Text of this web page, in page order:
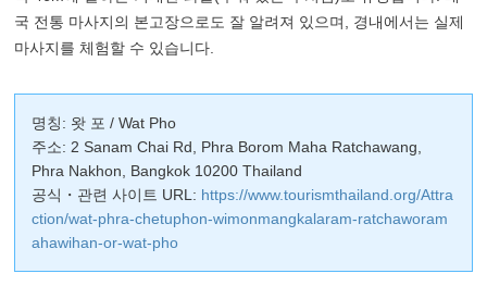
국 전통 마사지의 본고장으로도 잘 알려져 있으며, 경내에서는 실제
마사지를 체험할 수 있습니다.
명칭: 왓 포 / Wat Pho
주소: 2 Sanam Chai Rd, Phra Borom Maha Ratchawang,
Phra Nakhon, Bangkok 10200 Thailand
공식・관련 사이트 URL: https://www.tourismthailand.org/Attra
ction/wat-phra-chetuphon-wimonmangkalaram-ratchaworam
ahawihan-or-wat-pho